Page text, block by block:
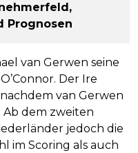
Prognosen
van Gerwen seine
Der Ire
van Gerwen
Ab dem zweiten
jedoch die
im Scoring als auch